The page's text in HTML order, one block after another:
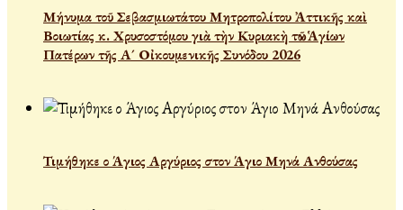
Μήνυμα τοῦ Σεβασμιωτάτου Μητροπολίτου Ἀττικῆς καὶ
Βοιωτίας κ. Χρυσοστόμου γιὰ τὴν Κυριακὴ τῶν Ἁγίων
Πατέρων τῆς Α´ Οἰκουμενικῆς Συνόδου 2026
Τιμήθηκε ο Άγιος Αργύριος στον Άγιο Μηνά Ανθούσας